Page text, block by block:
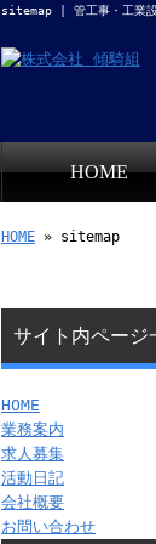
sitemap | 管工事・工業設
HOME
HOME » sitemap
サイト内ページ
HOME
業務案内
求人募集
活動日記
会社概要
お問い合わせ